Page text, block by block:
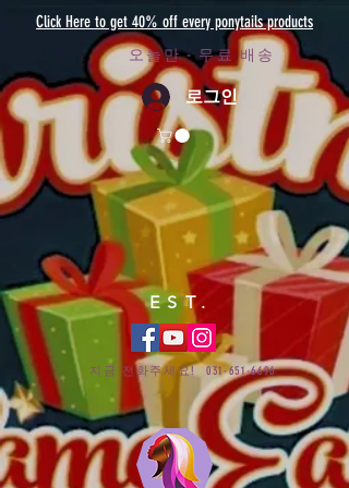
Click Here to get 40% off every ponytails products
오늘만 - 무료 배송
로그인
EST.
지금 전화주세요!031-651-6696